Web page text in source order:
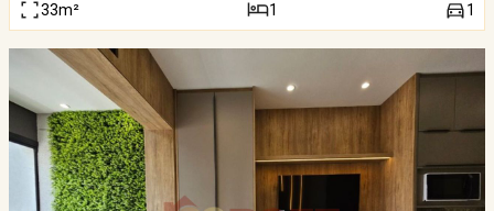
33m² 1 1